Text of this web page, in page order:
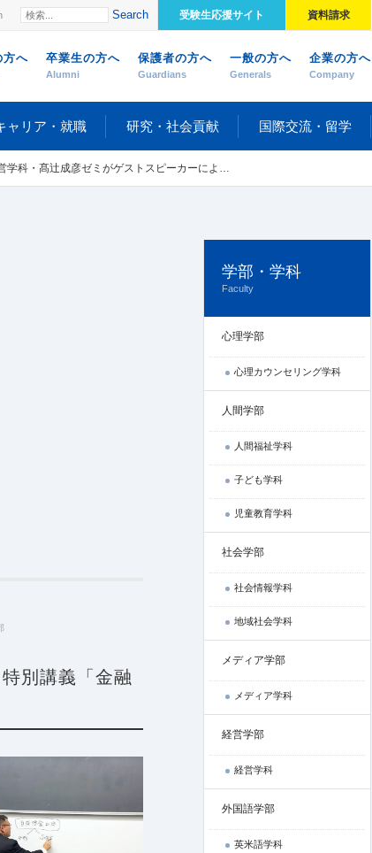
Search 受験生応援サイト 資料請求
方へ 卒業生の方へ
Alumni
保護者の方へ
Guardians
一般の方へ
Generals
企業の方へ
Company
ャリア・就職 研究・社会貢献 国際交流・留学
・髙辻成彦ゼミがゲストスピーカーによる特別講義「金融の仕組み（基礎）」を行いました
別講義「金融
学部・学科
Faculty
心理学部
心理カウンセリング学科
人間学部
人間福祉学科
子ども学科
児童教育学科
社会学部
社会情報学科
地域社会学科
メディア学部
メディア学科
経営学部
経営学科
外国語学部
英米語学科